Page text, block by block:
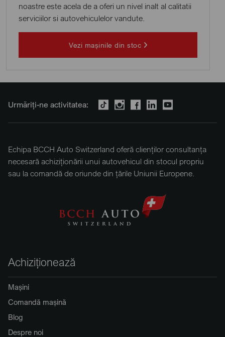
noastre este acela de a oferi un nivel inalt al calitatii
serviciilor si autovehiculelor vandute.
Vezi mașinile din stoc
Urmăriți-ne activitatea:
Echipa BCCH Auto Switzerland oferă clienților consultanța
necesară achiziționării unui autovehicul din stocul propriu
sau la comandă de oriunde din țările Uniunii Europene.
Achiziționează
Mașini
Comandă mașină
Blog
Despre noi